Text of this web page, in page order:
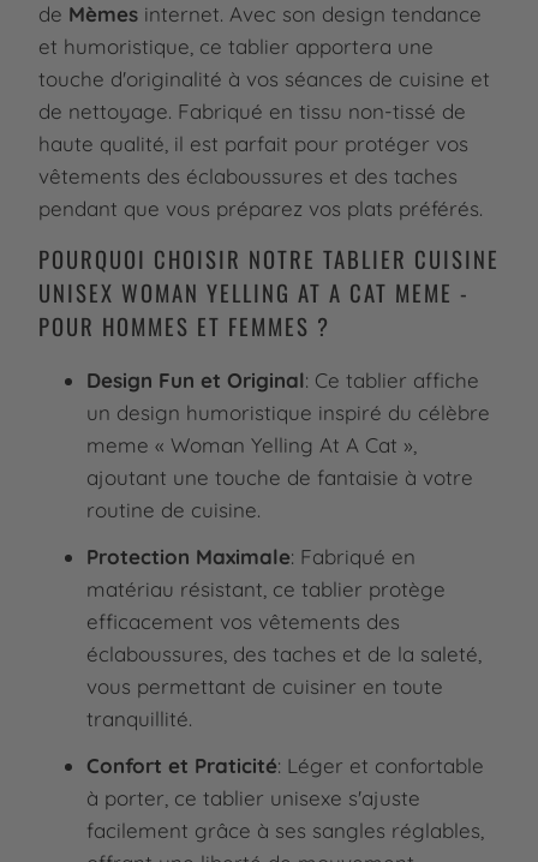
de Mèmesinternet. Avec son design tendance
et humoristique, ce tablier apportera une
touche d'originalité à vos séances de cuisine et
de nettoyage. Fabriqué en tissu non-tissé de
haute qualité, il est parfait pour protéger vos
vêtements des éclaboussures et des taches
pendant que vous préparez vos plats préférés.
POURQUOI CHOISIR NOTRE TABLIER CUISINE
UNISEX WOMAN YELLING AT A CAT MEME -
POUR HOMMES ET FEMMES ?
Design Fun et Original: Ce tablier affiche
un design humoristique inspiré du célèbre
meme « Woman Yelling At A Cat »,
ajoutant une touche de fantaisie à votre
routine de cuisine.
Protection Maximale: Fabriqué en
matériau résistant, ce tablier protège
efficacement vos vêtements des
éclaboussures, des taches et de la saleté,
vous permettant de cuisiner en toute
tranquillité.
Confort et Praticité: Léger et confortable
à porter, ce tablier unisexe s'ajuste
facilement grâce à ses sangles réglables,